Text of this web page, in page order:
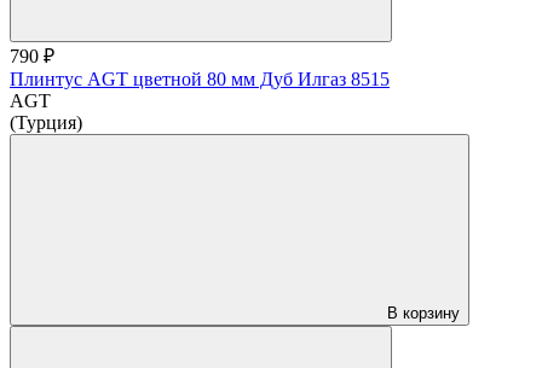
790 ₽
Плинтус AGT цветной 80 мм Дуб Илгаз 8515
AGT
(Турция)
В корзину